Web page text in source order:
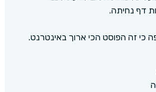
דף נחיתה.
כי זה הפוסט הכי ארוך באינטרנט.